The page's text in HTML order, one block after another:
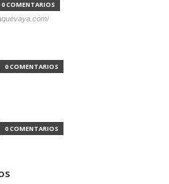
0 COMENTARIOS
0 COMENTARIOS
0 COMENTARIOS